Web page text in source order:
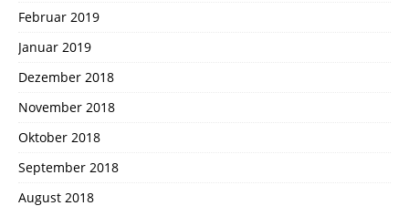
Februar 2019
Januar 2019
Dezember 2018
November 2018
Oktober 2018
September 2018
August 2018